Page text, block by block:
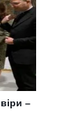
–